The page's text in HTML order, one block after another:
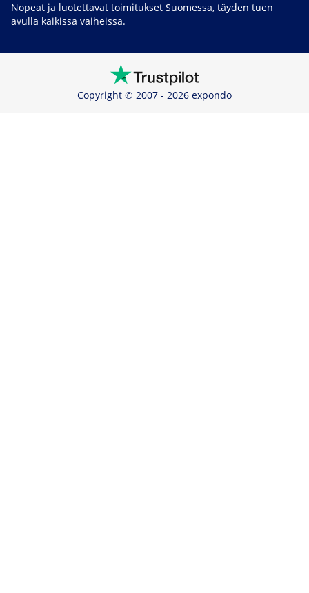
Nopeat ja luotettavat toimitukset Suomessa, täyden tuen
avulla kaikissa vaiheissa.
Copyright © 2007 - 2026 expondo